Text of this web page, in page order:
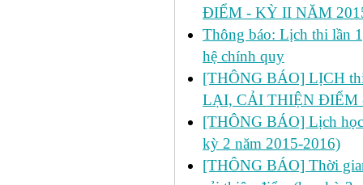
ĐIỂM - KỲ II NĂM
Thông báo: Lịch thi lần
hệ chính quy
[THÔNG BÁO] LỊCH thi
LẠI, CẢI THIỆN ĐIỂM
[THÔNG BÁO] Lịch
kỳ 2 năm 2015-2016)
[THÔNG BÁO] Thời